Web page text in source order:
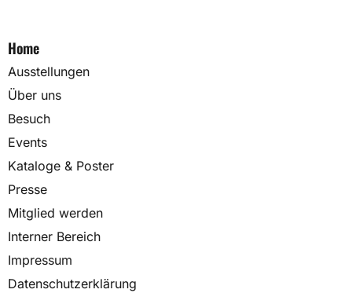
Home
Ausstellungen
Über uns
Besuch
Events
Kataloge & Poster
Presse
Mitglied werden
Interner Bereich
Impressum
Datenschutzerklärung